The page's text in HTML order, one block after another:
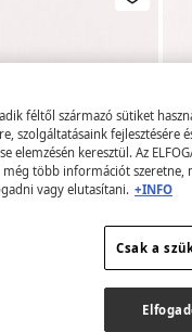
féltől származó sütiket
szolgáltatásaink fejlesztésére
elemzésén keresztül. Az
még több információt
vagy elutasítani. +INFO
Csak a